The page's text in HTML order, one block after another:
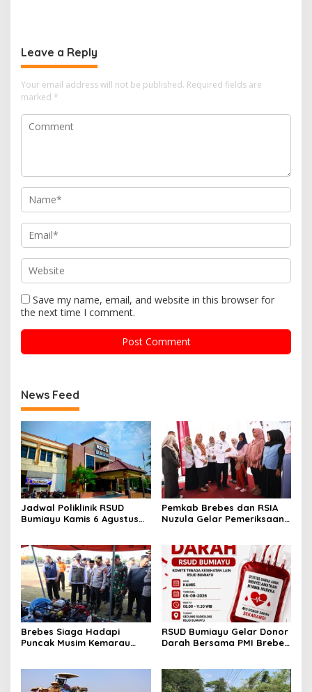
Leave a Reply
Your email address will not be published. Required fields are
marked *
Save my name, email, and website in this browser for
the next time I comment.
News Feed
Jadwal Poliklinik RSUD
Bumiayu Kamis 6 Agustus
Pemkab Brebes dan RSIA
Nuzula Gelar Pemeriksaan
Bayi
Brebes Siaga Hadapi
Puncak Musim Kemarau
dan Karhutla
RSUD Bumiayu Gelar Donor
Darah Bersama PMI Brebes